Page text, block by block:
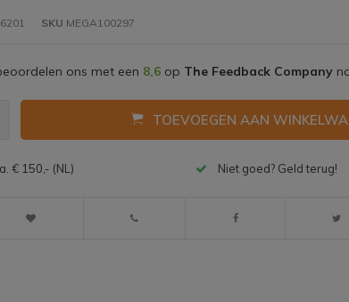
SKU MEGA100297
ons met een 8,6op The Feedback Company
TOEVOEGEN AAN
€ 150,- (NL) Niet goed? Geld terug!